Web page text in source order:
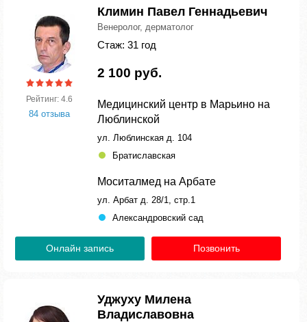
Рейтинг: 4.6
84 отзыва
Климин Павел Геннадьевич
Венеролог, дерматолог
Стаж: 31 год
2 100 руб.
Медицинский центр в Марьино на
Люблинской
ул. Люблинская д. 104
Братиславская
Моситалмед на Арбате
ул. Арбат д. 28/1, стр.1
Александровский сад
Онлайн запись Позвонить
Уджуху Милена
Владиславовна